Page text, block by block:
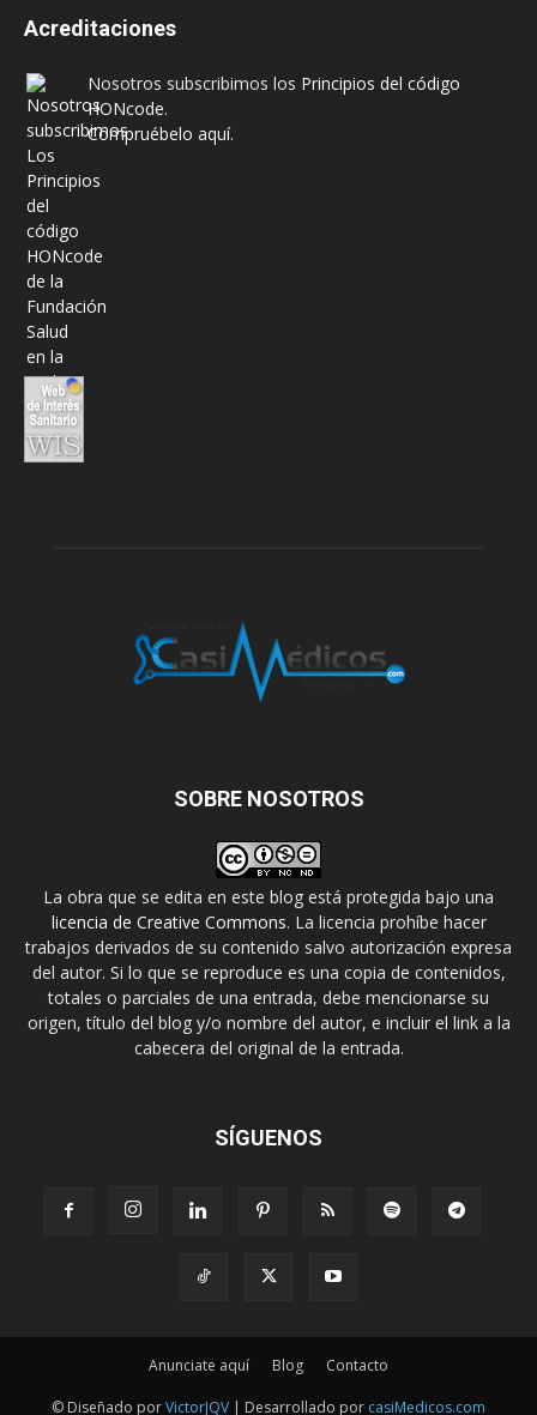
Acreditaciones
Nosotros subscribimos los Principios del código
HONcode.
Compruébelo aquí.
SOBRE NOSOTROS
La obra que se edita en este blog está protegida bajo una
licencia de Creative Commons. La licencia prohíbe hacer
trabajos derivados de su contenido salvo autorización expresa
del autor. Si lo que se reproduce es una copia de contenidos,
totales o parciales de una entrada, debe mencionarse su
origen, título del blog y/o nombre del autor, e incluir el link a la
cabecera del original de la entrada.
SÍGUENOS
Anunciate aquí Blog Contacto
© Diseñado porVictorJQV | Desarrollado por casiMedicos.com